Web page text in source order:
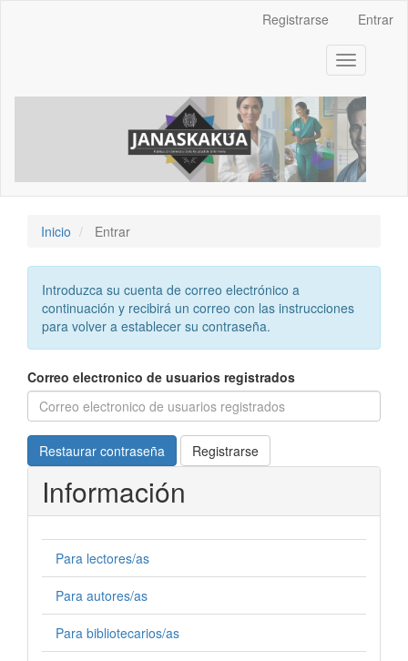
lateral
Registrarse Entrar
Toggle
navigation
Inicio Entrar
Introduzca su cuenta de correo electrónico a
continuación y recibirá un correo con las instrucciones
para volver a establecer su contraseña.
Correo electronico de usuarios registrados
Restaurar contraseña Registrarse
Información
Para lectores/as
Para autores/as
Para bibliotecarios/as